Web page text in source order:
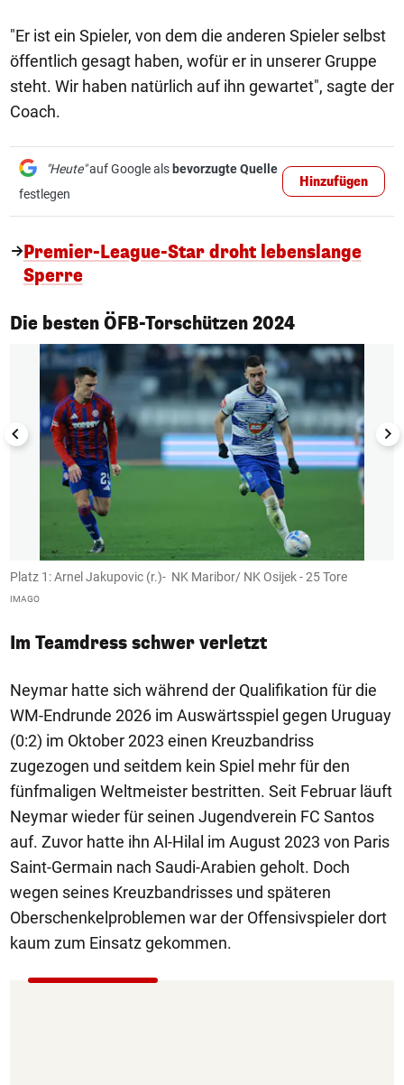
"Er ist ein Spieler, von dem die anderen Spieler selbst
öffentlich gesagt haben, wofür er in unserer Gruppe
steht. Wir haben natürlich auf ihn gewartet", sagte der
Coach.
"Heute"auf Google als bevorzugte Quelle
festlegen
Hinzufügen
Premier-League-Star droht lebenslange
Sperre
Die besten ÖFB-Torschützen 2024
1/14
Platz 1: Arnel Jakupovic (r.)- NK Maribor/ NK Osijek - 25 Tore
IMAGO
Im Teamdress schwer verletzt
Neymar hatte sich während der Qualifikation für die
WM-Endrunde 2026 im Auswärtsspiel gegen Uruguay
(0:2) im Oktober 2023 einen Kreuzbandriss
zugezogen und seitdem kein Spiel mehr für den
fünfmaligen Weltmeister bestritten. Seit Februar läuft
Neymar wieder für seinen Jugendverein FC Santos
auf. Zuvor hatte ihn Al-Hilal im August 2023 von Paris
Saint-Germain nach Saudi-Arabien geholt. Doch
wegen seines Kreuzbandrisses und späteren
Oberschenkelproblemen war der Offensivspieler dort
kaum zum Einsatz gekommen.